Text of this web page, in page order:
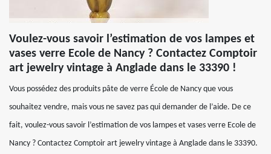
Voulez-vous savoir l’estimation de vos lampes et
vases verre Ecole de Nancy ? Contactez Comptoir
art jewelry vintage à Anglade dans le 33390 !
Vous possédez des produits pâte de verre École de Nancy que vous
souhaitez vendre, mais vous ne savez pas qui demander de l’aide. De ce
fait, voulez-vous savoir l’estimation de vos lampes et vases verre Ecole de
Nancy ? Contactez Comptoir art jewelry vintage à Anglade dans le 33390.